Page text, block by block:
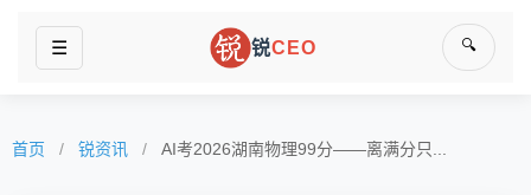
☰ 锐CEO 🔍
首页 / 锐资讯 / AI考2026湖南物理99分——离满分只...